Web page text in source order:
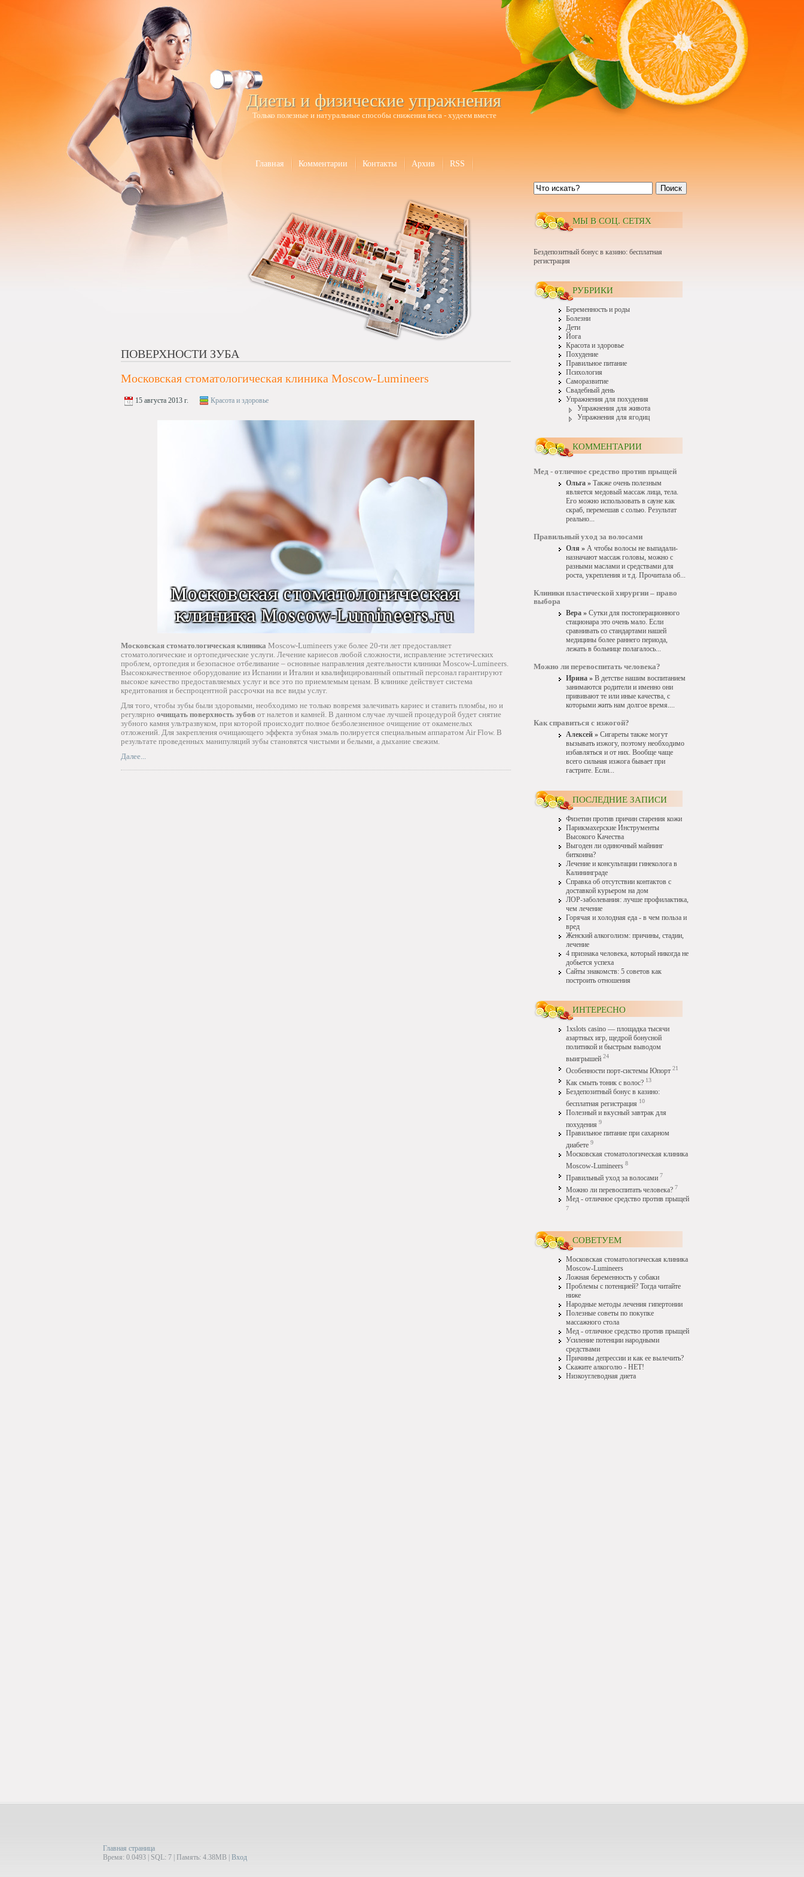
Диеты и физические упражнения
Только полезные и натуральные способы снижения веса - худеем вместе
Главная Комментарии Контакты Архив RSS
ПОВЕРХНОСТИ ЗУБА
Московская стоматологическая клиника Moscow-Lumineers
15 августа 2013 г. Красота и здоровье
Московская стоматологическая клиника Moscow-Lumineers уже более 20-ти лет предоставляет
стоматологические и ортопедические услуги. Лечение кариесов любой сложности, исправление эстетических
проблем, ортопедия и безопасное отбеливание – основные направления деятельности клиники Moscow-Lumineers.
Высококачественное оборудование из Испании и Италии и квалифицированный опытный персонал гарантируют
высокое качество предоставляемых услуг и все это по приемлемым ценам. В клинике действует система
кредитования и беспроцентной рассрочки на все виды услуг.
Для того, чтобы зубы были здоровыми, необходимо не только вовремя залечивать кариес и ставить пломбы, но и
регулярно очищать поверхность зубов от налетов и камней. В данном случае лучшей процедурой будет снятие
зубного камня ультразвуком, при которой происходит полное безболезненное очищение от окаменелых
отложений. Для закрепления очищающего эффекта зубная эмаль полируется специальным аппаратом Air Flow. В
результате проведенных манипуляций зубы становятся чистыми и белыми, а дыхание свежим.
Далее...
Поиск
МЫ В СОЦ. СЕТЯХ
Бездепозитный бонус в казино: бесплатная
регистрация
РУБРИКИ
Беременность и роды
Болезни
Дети
Йога
Красота и здоровье
Похудение
Правильное питание
Психология
Саморазвитие
Свадебный день
Упражнения для похудения
Упражнения для живота
Упражнения для ягодиц
КОММЕНТАРИИ
Мед - отличное средство против прыщей
Ольга » Также очень полезным
является медовый массаж лица, тела.
Его можно использовать в сауне как
скраб, перемешав с солью. Результат
реально...
Правильный уход за волосами
Оля » А чтобы волосы не выпадали-
назначают массаж головы, можно с
разными маслами и средствами для
роста, укрепления и т.д. Прочитала об...
Клиники пластической хирургии – право
выбора
Вера » Сутки для постоперационного
стационара это очень мало. Если
сравнивать со стандартами нашей
медицины более раннего периода,
лежать в больнице полагалось...
Можно ли перевоспитать человека?
Ирина » В детстве нашим воспитанием
занимаются родители и именно они
прививают те или иные качества, с
которыми жить нам долгое время....
Как справиться с изжогой?
Алексей » Сигареты также могут
вызывать изжогу, поэтому необходимо
избавляться и от них. Вообще чаще
всего сильная изжога бывает при
гастрите. Если...
ПОСЛЕДНИЕ ЗАПИСИ
Физетин против причин старения кожи
Парикмахерские Инструменты
Высокого Качества
Выгоден ли одиночный майнинг
биткоина?
Лечение и консультации гинеколога в
Калининграде
Справка об отсутствии контактов с
доставкой курьером на дом
ЛОР-заболевания: лучше профилактика,
чем лечение
Горячая и холодная еда - в чем польза и
вред
Женский алкоголизм: причины, стадии,
лечение
4 признака человека, который никогда не
добьется успеха
Сайты знакомств: 5 советов как
построить отношения
ИНТЕРЕСНО
1xslots casino — площадка тысячи
азартных игр, щедрой бонусной
политикой и быстрым выводом
выигрышей 24
Особенности порт-системы Юпорт 21
Как смыть тоник с волос? 13
Бездепозитный бонус в казино:
бесплатная регистрация 10
Полезный и вкусный завтрак для
похудения 9
Правильное питание при сахарном
диабете 9
Московская стоматологическая клиника
Moscow-Lumineers 8
Правильный уход за волосами 7
Можно ли перевоспитать человека? 7
Мед - отличное средство против прыщей
7
СОВЕТУЕМ
Московская стоматологическая клиника
Moscow-Lumineers
Ложная беременность у собаки
Проблемы с потенцией? Тогда читайте
ниже
Народные методы лечения гипертонии
Полезные советы по покупке
массажного стола
Мед - отличное средство против прыщей
Усиление потенции народными
средствами
Причины депрессии и как ее вылечить?
Скажите алкоголю - НЕТ!
Низкоуглеводная диета
Главная страница
Время: 0.0493 | SQL: 7 | Память: 4.38MB Вход